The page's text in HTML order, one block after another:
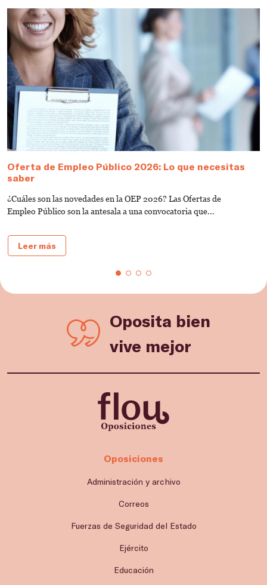
Oferta de Empleo Público 2026: Lo que necesitas
saber
¿Cuáles son las novedades en la OEP 2026? Las Ofertas de
Empleo Público son la antesala a una convocatoria que...
Leer más
Oposita bien
vive mejor
Oposiciones
Administración y archivo
Correos
Fuerzas de Seguridad del Estado
Ejército
Educación